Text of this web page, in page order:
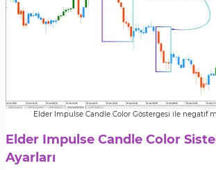
Elder Impulse Candle Color Göstergesi ile negatif
Elder Impulse Candle Color
Ayarları